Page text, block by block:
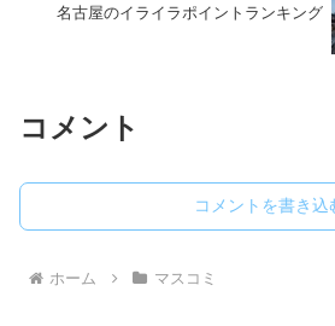
名古屋のイライラポイントランキング
コメント
コメントを書き込
ホーム マスコミ